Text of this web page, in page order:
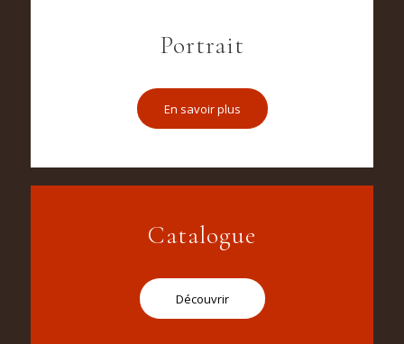
Portrait
En savoir plus
Catalogue
Découvrir